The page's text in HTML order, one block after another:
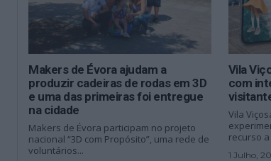
Makers de Évora ajudam a
produzir cadeiras de rodas em 3D
e uma das primeiras foi entregue
na cidade
Makers de Évora participam no projeto
nacional “3D com Propósito”, uma rede de
voluntários...
Vila
com
Vila
recurso
1 Julho,